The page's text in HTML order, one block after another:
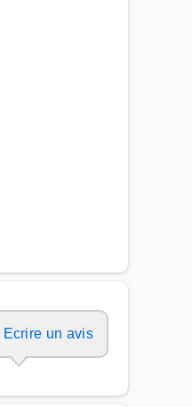
Ecrire un avis